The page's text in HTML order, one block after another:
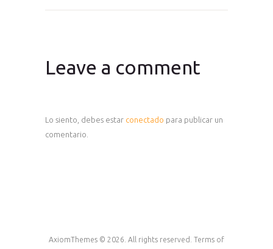
Leave a comment
Lo siento, debes estar conectado para publicar un
comentario.
AxiomThemes © 2026. All rights reserved. Terms of